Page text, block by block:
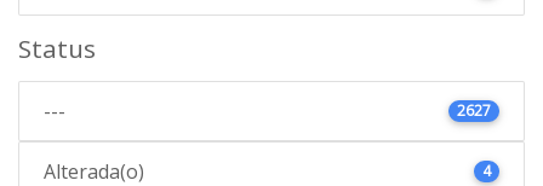
Status
--- 2627
Alterada(o) 4